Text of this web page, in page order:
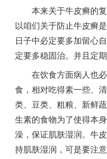
本来关于牛皮癣的复
以咱们关于防止牛皮癣
日子中必定要多加留心
定要多稳固治。并且定
在饮食方面病人也必
食，相对吃得素一些、
类、豆类、粗粮、新鲜
生素的食物为了使得本
澡，保证肌肤湿润。牛
持肌肤湿润，可是要注